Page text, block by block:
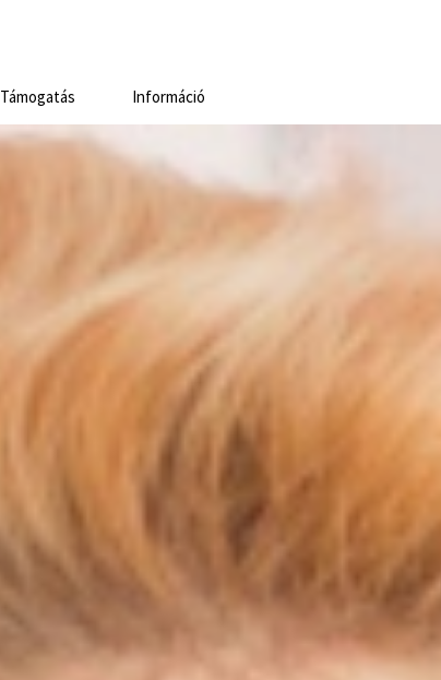
Támogatás Információ